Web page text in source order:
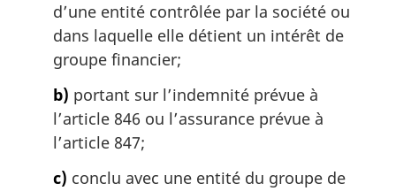
d’une entité contrôlée par la société ou
dans laquelle elle détient un intérêt de
groupe financier;
b) portant sur l’indemnité prévue à
l’article 846 ou l’assurance prévue à
l’article 847;
c) conclu avec une entité du groupe de